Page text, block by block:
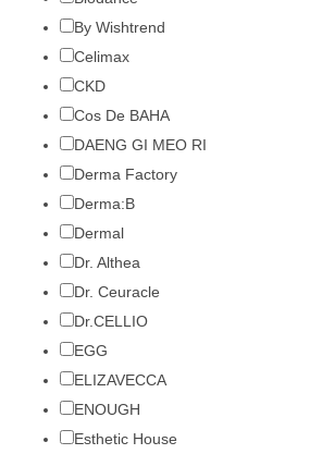
By Wishtrend
Celimax
CKD
Cos De BAHA
DAENG GI MEO RI
Derma Factory
Derma:B
Dermal
Dr. Althea
Dr. Ceuracle
Dr.CELLIO
EGG
ELIZAVECCA
ENOUGH
Esthetic House